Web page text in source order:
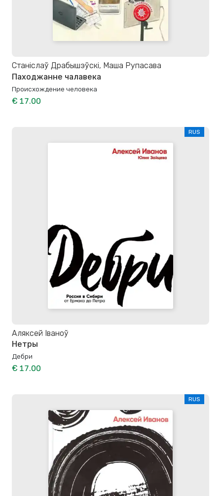
Станіслаў Драбышэўскі, Маша Рупасава
Паходжанне чалавека
Происхождение человека
€ 17.00
RUS
Аляксей Іваноў
Нетры
Дебри
€ 17.00
RUS